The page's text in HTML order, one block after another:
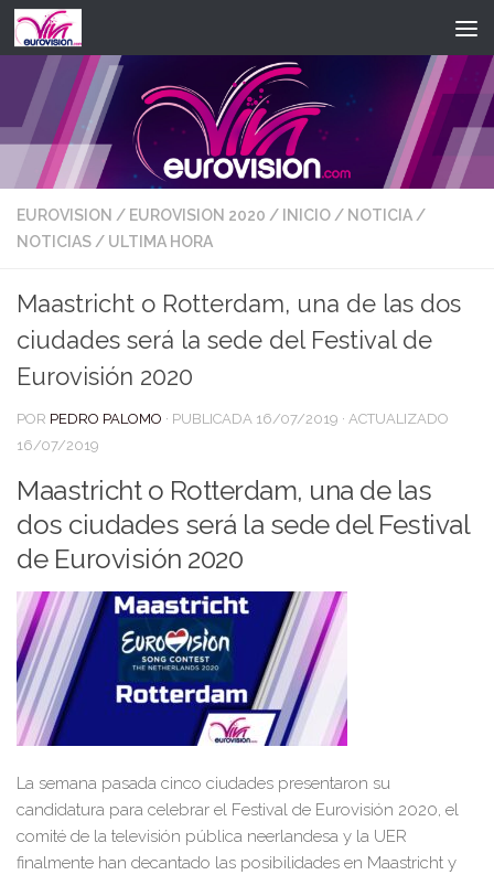
Saltar al contenido
EUROVISION / EUROVISION 2020 / INICIO/ NOTICIA/
NOTICIAS/ ULTIMA HORA
Maastricht o Rotterdam, una de las dos
ciudades será la sede del Festival de
Eurovisión 2020
POR PEDRO PALOMO · PUBLICADA 16/07/2019 · ACTUALIZADO
16/07/2019
Maastricht o Rotterdam, una de las
dos ciudades será la sede del Festival
de Eurovisión 2020
La semana pasada cinco ciudades presentaron su
candidatura para celebrar el Festival de Eurovisión 2020, el
comité de la televisión pública neerlandesa y la UER
finalmente han decantado las posibilidades en Maastricht y